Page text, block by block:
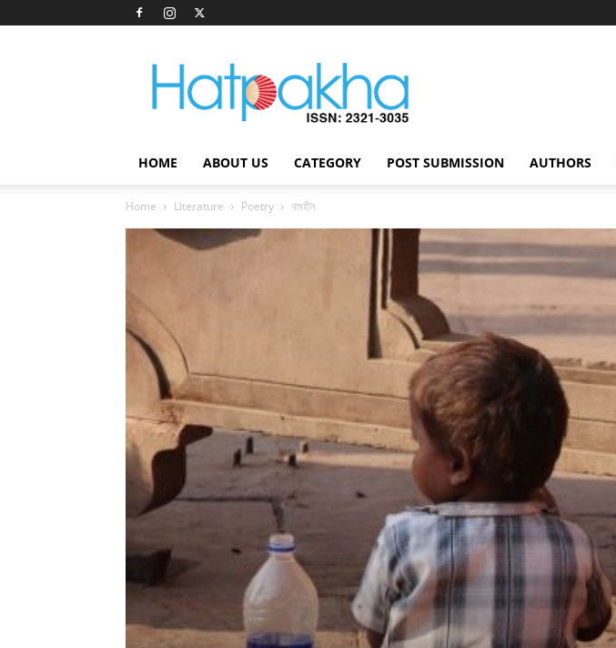
Hatpakha
Magazine
HOME ABOUT US CATEGORY POST SUBMISSION AUTHORS
Home Literature Poetry নামহীন